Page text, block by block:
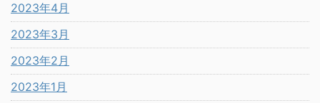
2023年4月
2023年3月
2023年2月
2023年1月